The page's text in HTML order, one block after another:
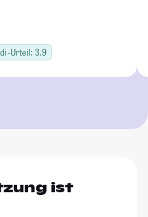
Urteil: 3.9
ist